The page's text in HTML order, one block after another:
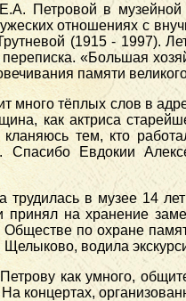
Петровой в
отношениях с
(1915 - 1997).
«Большая
памяти
много тёплых слов в
как актриса
тем, кто
Спасибо Евдокии
трудилась в музее 14
принял на хранение
Обществе по охране
водила
как умного,
концертах,